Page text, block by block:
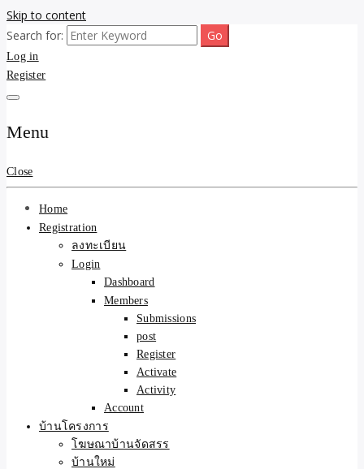
Skip to content
รับจ้างโพสต์ขายบ้าน ขาย
ของ ติดหน้าแรก Google Ai
Search ราคาถูกที่สุด! เน้น
ความคุ้มค่า "ถูกและดีมีอยู่
จริง" (เหมาะกับพ่อค้า
แม่ค้า) บริการโพสต์เว็บ
บอร์ด SEO การันตีงานดี
100% ✨
ขายบ้านไม่ออก ขายสินค้าไม่ได้ บอกเรา! รับจ้างลงโพสต์อสังหาฯ รับโพส
เว็บบอร์ดSEO ดันติดหน้าแรก Google AI ชัวร์ 🎯 … ให้เราจัดการให้! ด้วย
ระบบ AI Search & SEO ที่แม่นยำที่สุด
Search for:
Log in
Register
Menu
Close
Home
Registration
ลงทะเบียน
Login
Dashboard
Members
Submissions
post
Register
Activate
Activity
Account
บ้านโครงการ
โฆษณาบ้านจัดสรร
บ้านใหม่